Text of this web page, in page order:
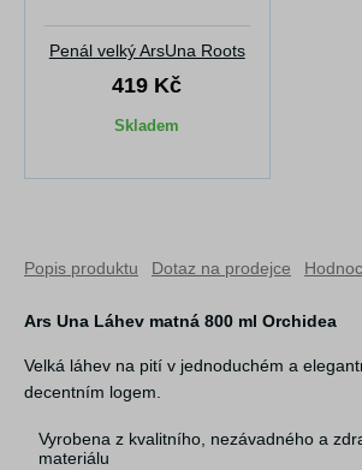
Penál velký ArsUna Roots
419 Kč
Skladem
Popis produktu Dotaz na prodejce
Ars Una Láhev matná 800 ml Orchidea
Velká láhev na pití v jednoduchém a
decentním logem.
Vyrobena z kvalitního, nezávadného a
materiálu